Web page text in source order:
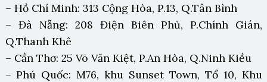
– Hồ Chí Minh: 313 Cộng Hòa, P.13, Q.Tân Bình
– Đà Nẵng: 208 Điện Biên Phủ, P.Chính Gián,
Q.Thanh Khê
– Cần Thơ: 25 Võ Văn Kiệt, P.An Hòa, Q.Ninh Kiều
– Phú Quốc: M76, khu Sunset Town, Tổ 10, Khu